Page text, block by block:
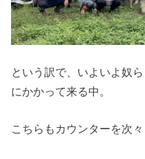
という訳で、いよいよ奴
にかかって来る中。
こちらもカウンターを次